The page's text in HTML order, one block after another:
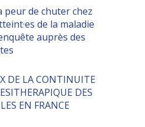
peur de chuter chez
de la maladie
auprès des
DE LA CONTINUITE
DES
EN FRANCE